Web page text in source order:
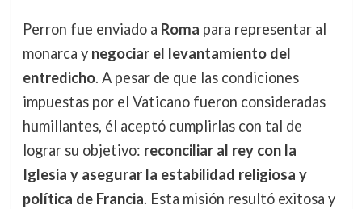
Perron fue enviado a Roma para representar al
monarca y negociar el levantamiento del
entredicho. A pesar de que las condiciones
impuestas por el Vaticano fueron consideradas
humillantes, él aceptó cumplirlas con tal de
lograr su objetivo: reconciliar al rey con la
Iglesia y asegurar la estabilidad religiosa y
política de Francia. Esta misión resultó exitosa y